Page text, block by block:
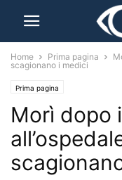
Home Prima pagina
scagionano i medici
Prima pagina
Morì dopo